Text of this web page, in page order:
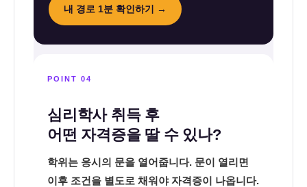
내 경로 1분 확인하기 →
POINT 04
심리학사 취득 후
어떤 자격증을 딸 수 있나?
학위는 응시의 문을 열어줍니다. 문이 열리면
이후 조건을 별도로 채워야 자격증이 나옵니다.